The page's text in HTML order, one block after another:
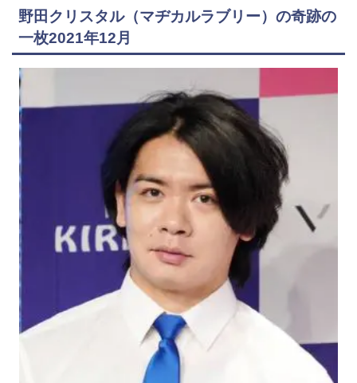
野田クリスタル（マヂカルラブリー）の奇跡の
一枚2021年12月